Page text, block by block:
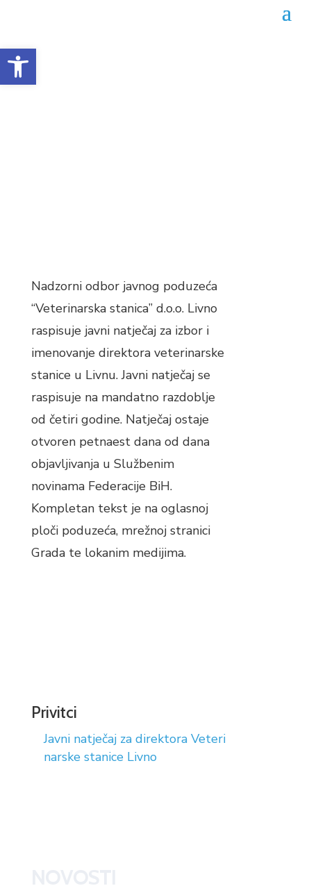
Open toolbar
Nadzorni odbor javnog poduzeća
“Veterinarska stanica” d.o.o. Livno
raspisuje javni natječaj za izbor i
imenovanje direktora veterinarske
stanice u Livnu. Javni natječaj se
raspisuje na mandatno razdoblje
od četiri godine. Natječaj ostaje
otvoren petnaest dana od dana
objavljivanja u Službenim
novinama Federacije BiH.
Kompletan tekst je na oglasnoj
ploči poduzeća, mrežnoj stranici
Grada te lokanim medijima.
Privitci
Javni natječaj za direktora Veteri
narske stanice Livno